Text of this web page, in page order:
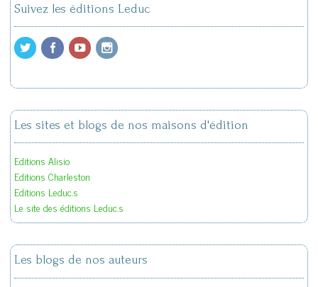
Suivez les éditions Leduc
Les sites et blogs de nos maisons d'édition
Editions Alisio
Editions Charleston
Editions Leduc.s
Le site des éditions Leduc.s
Les blogs de nos auteurs